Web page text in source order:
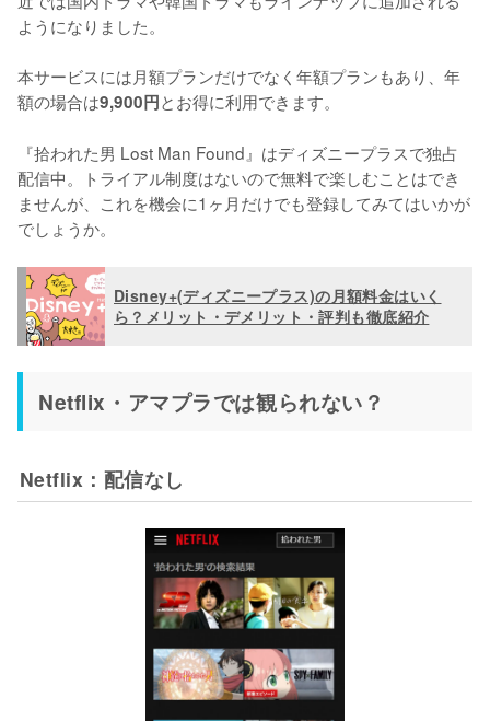
ようになりました。
本サービスには月額プランだけでなく年額プランもあり、年
額の場合は9,900円とお得に利用できます。
『拾われた男 Lost Man Found』はディズニープラスで独占
配信中。トライアル制度はないので無料で楽しむことはでき
ませんが、これを機会に1ヶ月だけでも登録してみてはいかが
でしょうか。
Disney+(ディズニープラス)の月額料金はいく
ら？メリット・デメリット・評判も徹底紹介
Netflix・アマプラでは観られない？
Netflix：配信なし